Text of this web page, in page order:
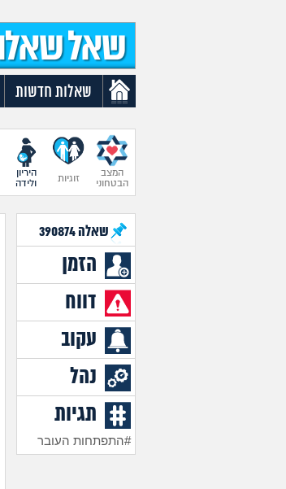
שאלות חדשות
המצב
הבטחוני
זוגיות
היריון
ולידה
שאלה390874
הזמן
דווח
עקוב
נהל
תגיות
#התפתחות העובר